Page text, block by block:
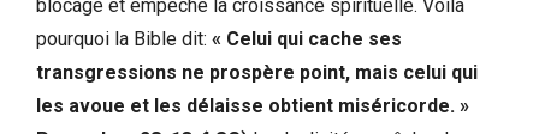
blocage et empêche la croissance spirituelle. Voilà
pourquoi la Bible dit: « Celui qui cache ses
transgressions ne prospère point, mais celui qui
les avoue et les délaisse obtient miséricorde. »